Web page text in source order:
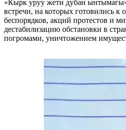
«Кырк уруу жети дубан
встречи, на которых готовились к
беспорядков, акций протестов и
дестабилизацию обстановки в
погромами, уничтожением